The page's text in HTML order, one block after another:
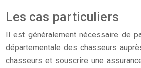
Les cas particuliers
Il est généralement nécessaire de
départementale des chasseurs
chasseurs et souscrire une